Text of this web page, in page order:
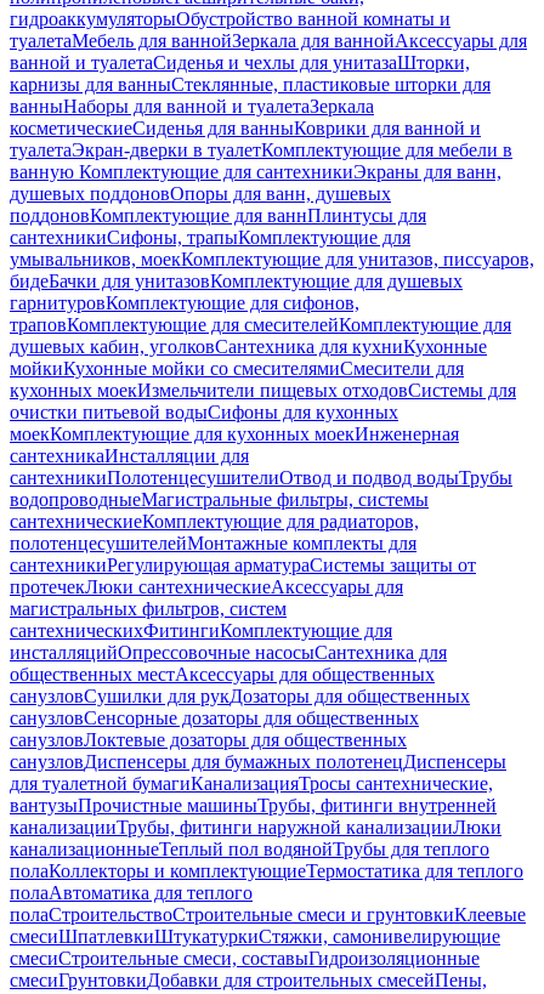
гидроаккумуляторыОбустройство ванной комнаты и
туалетаМебель для ваннойЗеркала для ваннойАксессуары для
ванной и туалетаСиденья и чехлы для унитазаШторки,
карнизы для ванныСтеклянные, пластиковые шторки для
ванныНаборы для ванной и туалетаЗеркала
косметическиеСиденья для ванныКоврики для ванной и
туалетаЭкран-дверки в туалетКомплектующие для мебели в
ванную Комплектующие для сантехникиЭкраны для ванн,
душевых поддоновОпоры для ванн, душевых
поддоновКомплектующие для ваннПлинтусы для
сантехникиСифоны, трапыКомплектующие для
умывальников, моекКомплектующие для унитазов, писсуаров,
бидеБачки для унитазовКомплектующие для душевых
гарнитуровКомплектующие для сифонов,
траповКомплектующие для смесителейКомплектующие для
душевых кабин, уголковСантехника для кухниКухонные
мойкиКухонные мойки со смесителямиСмесители для
кухонных моекИзмельчители пищевых отходовСистемы для
очистки питьевой водыСифоны для кухонных
моекКомплектующие для кухонных моекИнженерная
сантехникаИнсталляции для
сантехникиПолотенцесушителиОтвод и подвод водыТрубы
водопроводныеМагистральные фильтры, системы
сантехническиеКомплектующие для радиаторов,
полотенцесушителейМонтажные комплекты для
сантехникиРегулирующая арматураСистемы защиты от
протечекЛюки сантехническиеАксессуары для
магистральных фильтров, систем
сантехническихФитингиКомплектующие для
инсталляцийОпрессовочные насосыСантехника для
общественных местАксессуары для общественных
санузловСушилки для рукДозаторы для общественных
санузловСенсорные дозаторы для общественных
санузловЛоктевые дозаторы для общественных
санузловДиспенсеры для бумажных полотенецДиспенсеры
для туалетной бумагиКанализацияТросы сантехнические,
вантузыПрочистные машиныТрубы, фитинги внутренней
канализацииТрубы, фитинги наружной канализацииЛюки
канализационныеТеплый пол водянойТрубы для теплого
полаКоллекторы и комплектующиеТермостатика для теплого
полаАвтоматика для теплого
полаСтроительствоСтроительные смеси и грунтовкиКлеевые
смесиШпатлевкиШтукатуркиСтяжки, самонивелирующие
смесиСтроительные смеси, составыГидроизоляционные
смесиГрунтовкиДобавки для строительных смесейПены,